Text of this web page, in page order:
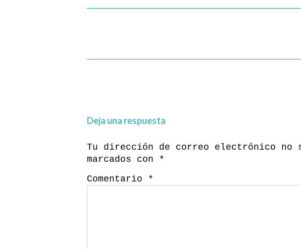
Deja una respuesta
Tu dirección de correo electrónico no
marcados con *
Comentario *